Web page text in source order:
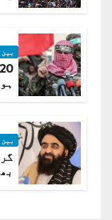
بین
بین